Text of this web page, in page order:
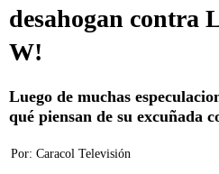
desahogan contra
W!
Luego de muchas
qué piensan de su excuñada
Por: Caracol Televisión